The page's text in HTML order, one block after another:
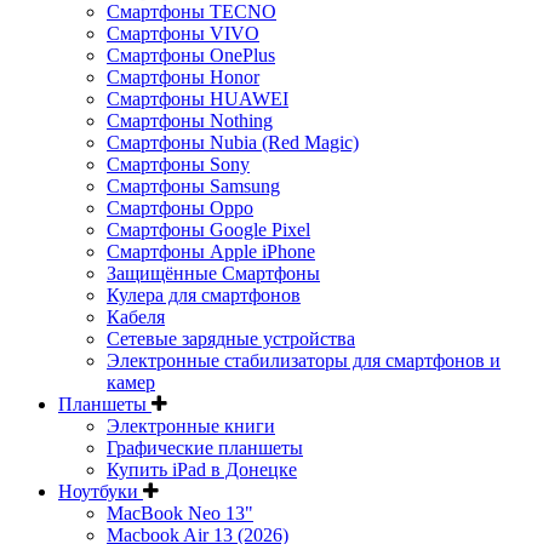
Смартфоны TECNO
Смартфоны VIVO
Смартфоны OnePlus
Смартфоны Honor
Смартфоны HUAWEI
Смартфоны Nothing
Смартфоны Nubia (Red Magic)
Смартфоны Sony
Смартфоны Samsung
Смартфоны Oppo
Смартфоны Google Pixel
Смартфоны Apple iPhone
Защищённые Смартфоны
Кулера для смартфонов
Кабеля
Сетевые зарядные устройства
Электронные стабилизаторы для смартфонов и
камер
Планшеты
Электронные книги
Графические планшеты
Купить iPad в Донецке
Ноутбуки
MacBook Neo 13"
Macbook Air 13 (2026)